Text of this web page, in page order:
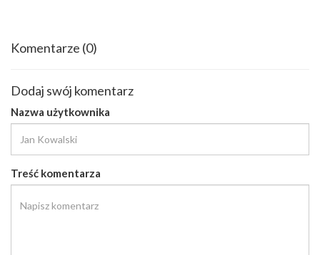
Komentarze (0)
Dodaj swój komentarz
Nazwa użytkownika
Treść komentarza